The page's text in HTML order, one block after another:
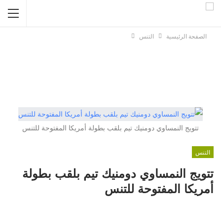
الصفحة الرئيسية التنس
تتويج النمساوي دومنيك تيم بلقب بطولة أمريكا المفتوحة للتنس
التنس
تتويج النمساوي دومنيك تيم بلقب بطولة
أمريكا المفتوحة للتنس